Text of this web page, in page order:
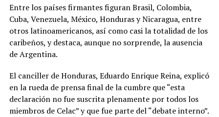
Entre los países firmantes figuran Brasil, Colombia,
Cuba, Venezuela, México, Honduras y Nicaragua, entre
otros latinoamericanos, así como casi la totalidad de los
caribeños, y destaca, aunque no sorprende, la ausencia
de Argentina.
El canciller de Honduras, Eduardo Enrique Reina, explicó
en la rueda de prensa final de la cumbre que “esta
declaración no fue suscrita plenamente por todos los
miembros de Celac” y que fue parte del “debate interno”.